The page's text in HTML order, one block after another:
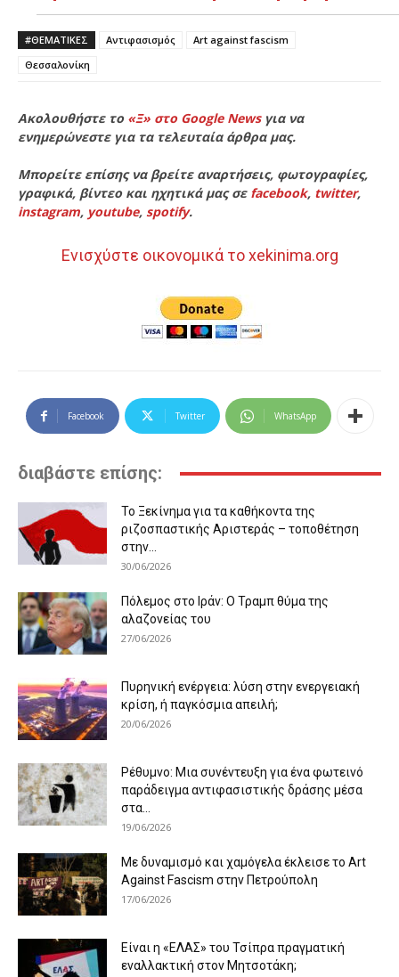
#ΘΕΜΑΤΙΚΈΣ Αντιφασισμός
Art against fascism
Θεσσαλονίκη
Ακολουθήστε το «Ξ» στο Google Newsγια να
ενημερώνεστε για τα τελευταία άρθρα μας.
Μπορείτε επίσης να βρείτε αναρτήσεις, φωτογραφίες,
γραφικά, βίντεο και ηχητικά μας σε facebook, twitter,
instagram, youtube, spotify.
Ενισχύστε οικονομικά το xekinima.org
Facebook Twitter WhatsApp
διαβάστε επίσης:
Το Ξεκίνημα για τα καθήκοντα της
ριζοσπαστικής Αριστεράς – τοποθέτηση
στην...
30/06/2026
Πόλεμος στο Ιράν: Ο Τραμπ θύμα της
αλαζονείας του
27/06/2026
Πυρηνική ενέργεια: λύση στην ενεργειακή
κρίση, ή παγκόσμια απειλή;
20/06/2026
Ρέθυμνο: Μια συνέντευξη για ένα φωτεινό
παράδειγμα αντιφασιστικής δράσης μέσα
στα...
19/06/2026
Με δυναμισμό και χαμόγελα έκλεισε το Art
Against Fascism στην Πετρούπολη
17/06/2026
Είναι η «ΕΛΑΣ» του Τσίπρα πραγματική
εναλλακτική στον Μητσοτάκη;